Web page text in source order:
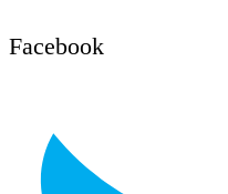
Facebook